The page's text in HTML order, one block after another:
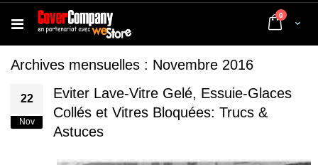
Cart
0 articles
Archives mensuelles : Novembre 2016
22
Nov
Eviter Lave-Vitre Gelé, Essuie-Glaces
Collés et Vitres Bloquées: Trucs &
Astuces